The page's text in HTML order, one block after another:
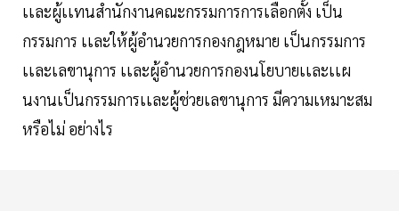
เเละผู้เเทนสำนักงานคณะกรรมการการเลือกตั้ง เป็น
กรรมการ เเละให้ผู้อำนวยการกองกฎหมาย เป็นกรรมการ
เเละเลขานุการ เเละผู้อำนวยการกองนโยบายเเละเเผ
นงานเป็นกรรมการเเละผู้ช่วยเลขานุการ มีความเหมาะสม
หรือไม่ อย่างไร